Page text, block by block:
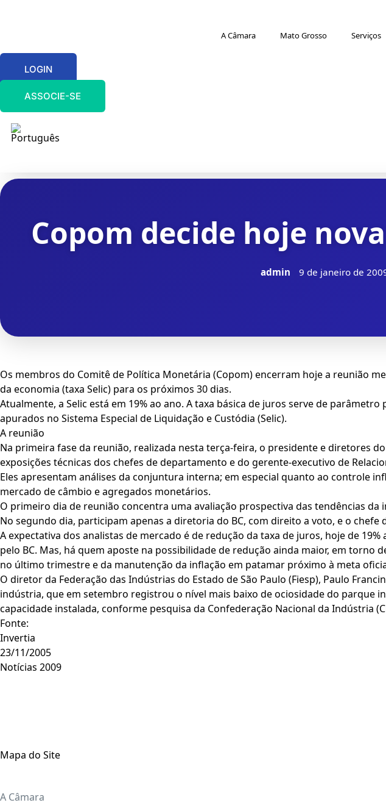
A Câmara Mato Grosso Serviços
LOGIN
ASSOCIE-SE
Copom decide hoje
admin 9 de janeiro de
Os membros do Comitê de Política Monetária (Copom) encerram hoje a reunião
da economia (taxa Selic) para os próximos 30 dias.
Atualmente, a Selic está em 19% ao ano. A taxa básica de juros serve de
apurados no Sistema Especial de Liquidação e Custódia (Selic).
A reunião
Na primeira fase da reunião, realizada nesta terça-feira, o presidente e diretores
exposições técnicas dos chefes de departamento e do gerente-executivo de
Eles apresentam análises da conjuntura interna; em especial quanto ao controle
mercado de câmbio e agregados monetários.
O primeiro dia de reunião concentra uma avaliação prospectiva das tendências
No segundo dia, participam apenas a diretoria do BC, com direito a voto, e o
A expectativa dos analistas de mercado é de redução da taxa de juros, hoje de
pelo BC. Mas, há quem aposte na possibilidade de redução ainda maior, em
no último trimestre e da manutenção da inflação em patamar próximo à meta
O diretor da Federação das Indústrias do Estado de São Paulo (Fiesp), Paulo
indústria, que em setembro registrou o nível mais baixo de ociosidade do parque
capacidade instalada, conforme pesquisa da Confederação Nacional da Indústria
Fonte:
Invertia
23/11/2005
Notícias 2009
Mapa do Site
A Câmara